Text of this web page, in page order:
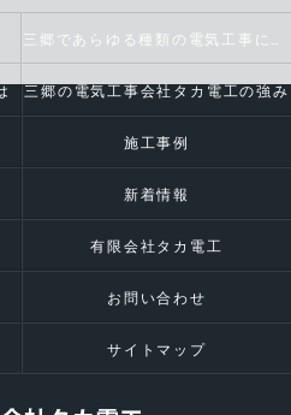
三郷の電気工事会社タカ電工の強み
施工事例
新着情報
有限会社タカ電工
お問い合わせ
サイトマップ